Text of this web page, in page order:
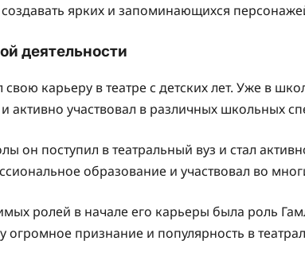
ярких и запоминающихся
деятельности
свою карьеру в театре с детских лет. Уже в
активно участвовал в различных школьных
он поступил в театральный вуз и стал
образование и участвовал во
ролей в начале его карьеры была роль
огромное признание и популярность в